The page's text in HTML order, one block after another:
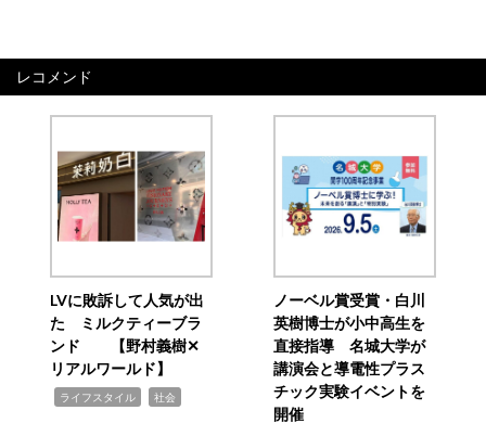
レコメンド
LVに敗訴して人気が出
た ミルクティーブラ
ンド 【野村義樹✕
リアルワールド】
ライフスタイル 社会
ノーベル賞受賞・白川
英樹博士が小中高生を
直接指導 名城大学が
講演会と導電性プラス
チック実験イベントを
開催